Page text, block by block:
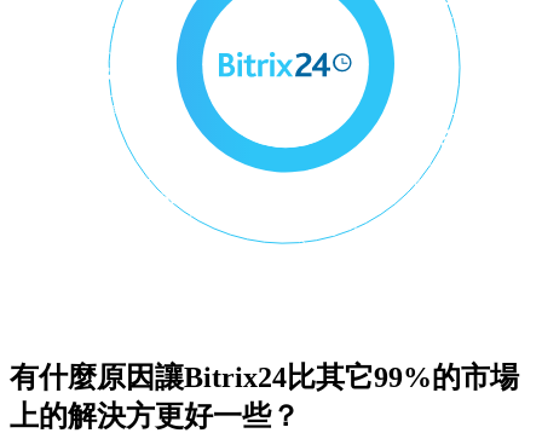
有什麼原因讓Bitrix24比其它99%的市場
上的解決方更好一些？